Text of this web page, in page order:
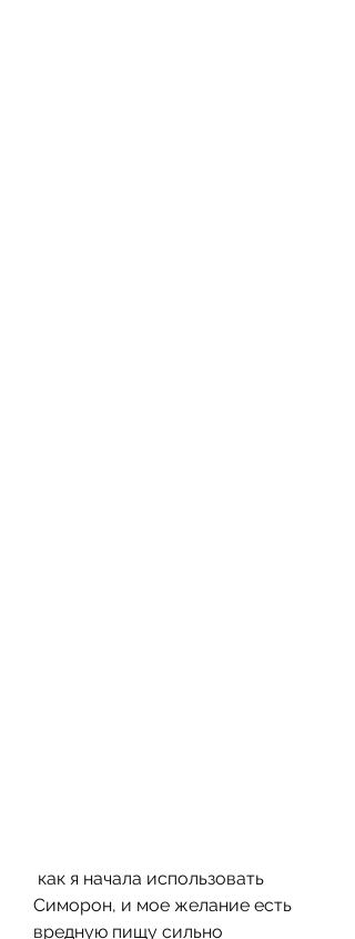
Симорон, и мое желание есть
вредную пищу сильно